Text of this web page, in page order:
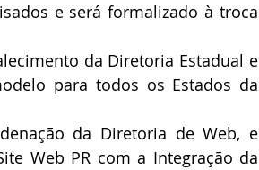
e será formalizado à troca
da Diretoria Estadual e
para todos os Estados da
da Diretoria de Web, e
Web PR com a Integração da